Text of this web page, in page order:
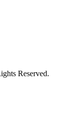
Reserved.